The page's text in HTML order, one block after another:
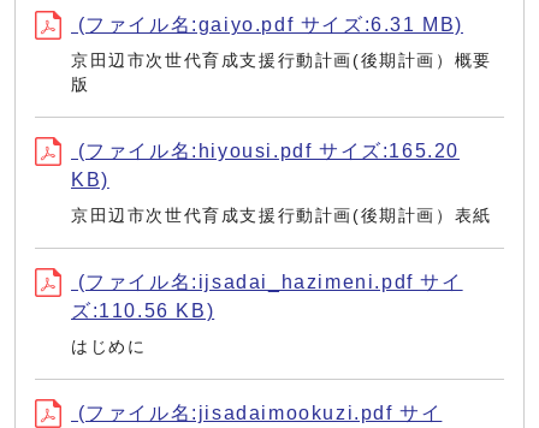
(ファイル名:gaiyo.pdf サイズ:6.31 MB)
京田辺市次世代育成支援行動計画(後期計画）概要
版
(ファイル名:hiyousi.pdf サイズ:165.20
KB)
京田辺市次世代育成支援行動計画(後期計画）表紙
(ファイル名:ijsadai_hazimeni.pdf サイ
ズ:110.56 KB)
はじめに
(ファイル名:jisadaimookuzi.pdf サイ